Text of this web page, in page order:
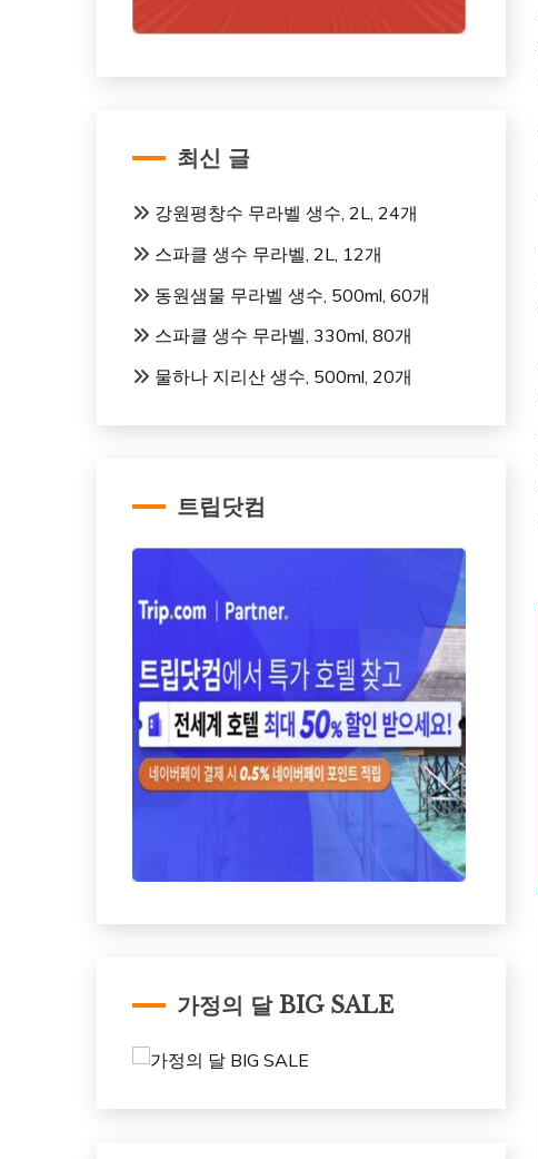
최신 글
강원평창수 무라벨 생수, 2L, 24개
스파클 생수 무라벨, 2L, 12개
동원샘물 무라벨 생수, 500ml, 60개
스파클 생수 무라벨, 330ml, 80개
물하나 지리산 생수, 500ml, 20개
트립닷컴
가정의 달 BIG SALE